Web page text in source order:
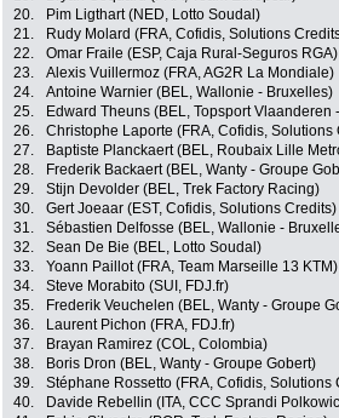
20.
Pim Ligthart (NED, Lotto Soudal)
21.
Rudy Molard (FRA, Cofidis, Solutions
22.
Omar Fraile (ESP, Caja Rural-Seguros RGA)
23.
Alexis Vuillermoz (FRA, AG2R La Mondiale)
24.
Antoine Warnier (BEL, Wallonie - Bruxelles)
25.
Edward Theuns (BEL, Topsport Vlaanderen
26.
Christophe Laporte (FRA, Cofidis, Solutions
27.
Baptiste Planckaert (BEL, Roubaix Lille
28.
Frederik Backaert (BEL, Wanty - Groupe
29.
Stijn Devolder (BEL, Trek Factory Racing)
30.
Gert Joeaar (EST, Cofidis, Solutions Credits)
31.
Sébastien Delfosse (BEL, Wallonie -
32.
Sean De Bie (BEL, Lotto Soudal)
33.
Yoann Paillot (FRA, Team Marseille 13 KTM)
34.
Steve Morabito (SUI, FDJ.fr)
35.
Frederik Veuchelen (BEL, Wanty - Groupe
36.
Laurent Pichon (FRA, FDJ.fr)
37.
Brayan Ramirez (COL, Colombia)
38.
Boris Dron (BEL, Wanty - Groupe Gobert)
39.
Stéphane Rossetto (FRA, Cofidis, Solutions
40.
Davide Rebellin (ITA, CCC Sprandi